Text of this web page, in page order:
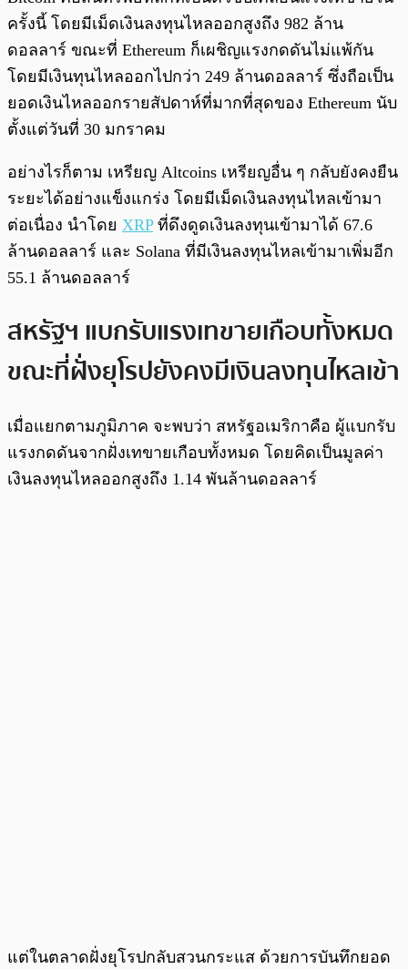
ครั้งนี้ โดยมีเม็ดเงินลงทุนไหลออกสูงถึง 982 ล้าน
ดอลลาร์ ขณะที่ Ethereum ก็เผชิญแรงกดดันไม่แพ้กัน
โดยมีเงินทุนไหลออกไปกว่า 249 ล้านดอลลาร์ ซึ่งถือเป็น
ยอดเงินไหลออกรายสัปดาห์ที่มากที่สุดของ Ethereum นับ
ตั้งแต่วันที่ 30 มกราคม
อย่างไรก็ตาม เหรียญ Altcoins เหรียญอื่น ๆ กลับยังคงยืน
ระยะได้อย่างแข็งแกร่ง โดยมีเม็ดเงินลงทุนไหลเข้ามา
ต่อเนื่อง นำโดย XRPที่ดึงดูดเงินลงทุนเข้ามาได้ 67.6
ล้านดอลลาร์ และ Solana ที่มีเงินลงทุนไหลเข้ามาเพิ่มอีก
55.1 ล้านดอลลาร์
สหรัฐฯ แบกรับแรงเทขายเกือบทั้งหมด
ขณะที่ฝั่งยุโรปยังคงมีเงินลงทุนไหลเข้า
เมื่อแยกตามภูมิภาค จะพบว่า สหรัฐอเมริกาคือ ผู้แบกรับ
แรงกดดันจากฝั่งเทขายเกือบทั้งหมด โดยคิดเป็นมูลค่า
เงินลงทุนไหลออกสูงถึง 1.14 พันล้านดอลลาร์
แต่ในตลาดฝั่งยุโรปกลับสวนกระแส ด้วยการบันทึกยอด